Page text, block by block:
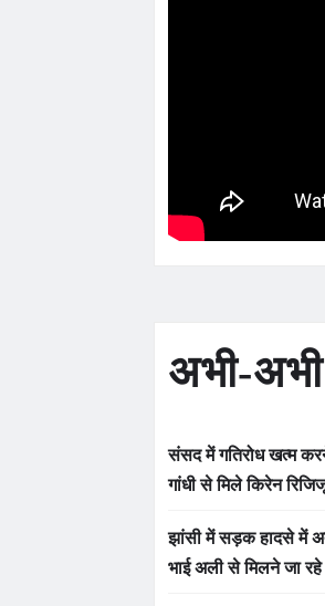
अभी-
संसद में गतिरोध खत्म
गांधी से मिले किरेन
झांसी में सड़क हादसे में
भाई अली से मिलने जा